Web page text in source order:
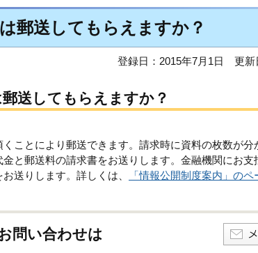
郵送してもらえますか？
登録日：2015年7月1日 更新
送してもらえますか？
ことにより郵送できます。請求時に資料の枚数が分
と郵送料の請求書をお送りします。金融機関にお支
送りします。詳しくは、
「情報公開制度案内」のペ
問い合わせは